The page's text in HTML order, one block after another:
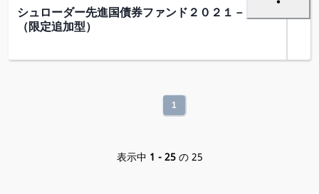
シュローダー先進国債券ファンド２０２１－０７
（限定追加型）
1
表示中 1 - 25 の 25